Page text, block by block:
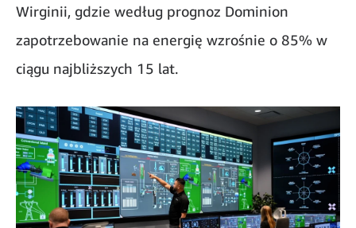
Wirginii, gdzie według prognoz Dominion
zapotrzebowanie na energię wzrośnie o 85% w
ciągu najbliższych 15 lat.